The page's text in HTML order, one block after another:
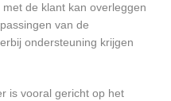
de klant kan overleggen
van de
ondersteuning krijgen
is vooral gericht op het